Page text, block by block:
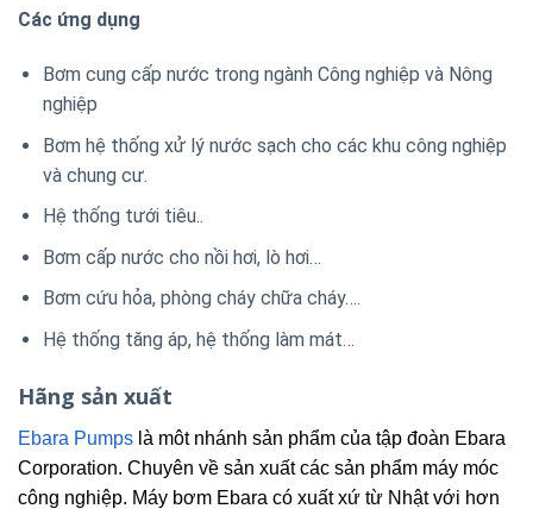
Các ứng dụng
Bơm cung cấp nước trong ngành Công nghiệp và Nông
nghiệp
Bơm hệ thống xử lý nước sạch cho các khu công nghiệp
và chung cư.
Hệ thống tưới tiêu..
Bơm cấp nước cho nồi hơi, lò hơi…
Bơm cứu hỏa, phòng cháy chữa cháy….
Hệ thống tăng áp, hệ thống làm mát…
Hãng sản xuất
Ebara Pumps là môt nhánh sản phẩm của tập đoàn Ebara
Corporation. Chuyên về sản xuất các sản phẩm máy móc
công nghiệp. Máy bơm Ebara có xuất xứ từ Nhật với hơn